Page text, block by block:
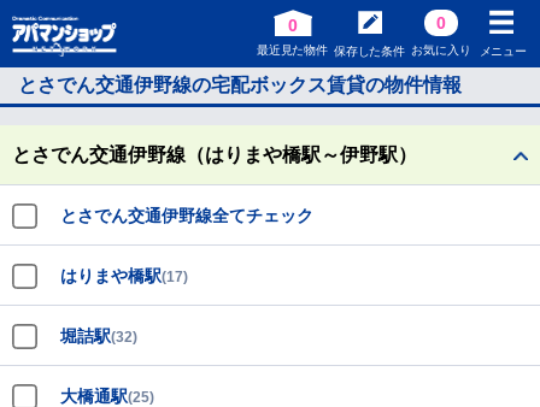
0
最近見た物件 保存した条件
0
お気に入り メニュー
とさでん交通伊野線の宅配ボックス賃貸の物件情報
とさでん交通伊野線（はりまや橋駅～伊野駅）
とさでん交通伊野線全てチェック
はりまや橋駅(17)
堀詰駅(32)
大橋通駅(25)